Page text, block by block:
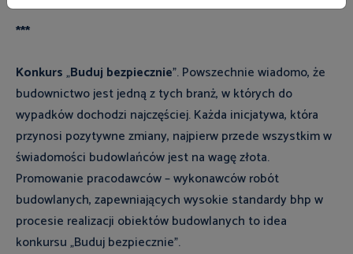
***
Konkurs„Buduj bezpiecznie”. Powszechnie wiadomo, że
budownictwo jest jedną z tych branż, w których do
wypadków dochodzi najczęściej. Każda inicjatywa, która
przynosi pozytywne zmiany, najpierw przede wszystkim w
świadomości budowlańców jest na wagę złota.
Promowanie pracodawców – wykonawców robót
budowlanych, zapewniających wysokie standardy bhp w
procesie realizacji obiektów budowlanych to idea
konkursu „Buduj bezpiecznie”.